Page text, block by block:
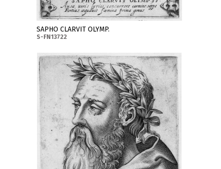
SAPHO CLARVIT OLYMP.
S-FN13722